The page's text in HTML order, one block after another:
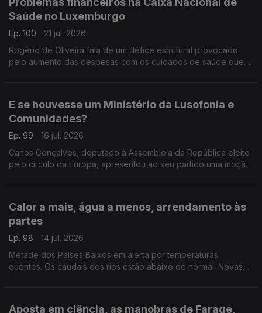
Saúde no Luxemburgo
Ep. 100
21 jul. 2026
Rogério de Oliveira fala de um défice estrutural provocado
pelo aumento das despesas com os cuidados de saúde que
E se houvesse um Ministério da Lusofonia e
Comunidades?
Ep. 99
16 jul. 2026
Carlos Gonçalves, deputado à Assembleia da República eleito
pelo círculo da Europa, apresentou ao seu partido uma moção
Calor a mais, água a menos, arrendamento às
partes
Ep. 98
14 jul. 2026
Metade dos Países Baixos em alerta por temperaturas
quentes. Os caudais dos rios estão abaixo do normal. Novas
Aposta em ciência, as manobras de Farage,